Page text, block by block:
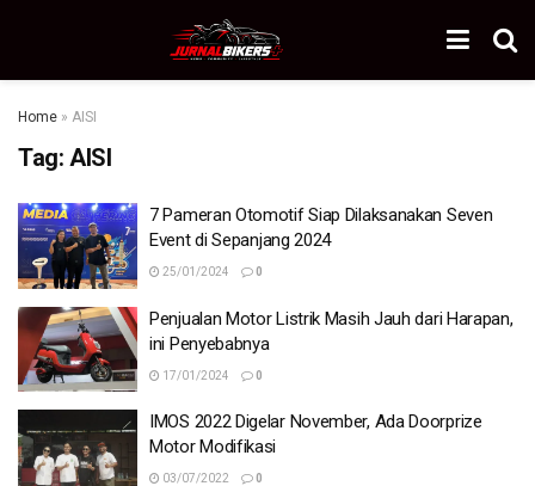
Home » AISI
Tag: AISI
7 Pameran Otomotif Siap Dilaksanakan Seven
Event di Sepanjang 2024
25/01/2024 0
Penjualan Motor Listrik Masih Jauh dari Harapan,
ini Penyebabnya
17/01/2024 0
IMOS 2022 Digelar November, Ada Doorprize
Motor Modifikasi
03/07/2022 0